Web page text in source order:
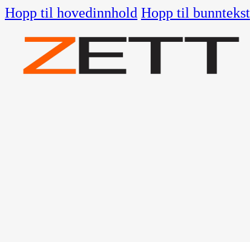
Hopp til hovedinnhold Hopp til bunntekst